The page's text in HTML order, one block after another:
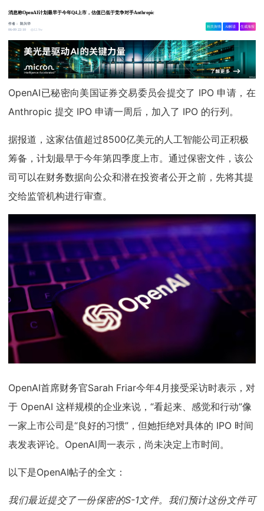
消息称OpenAI计划最早于今年Q4上市，估值已低于竞争对手Anthropic
作者：
陈兴华
06-09 22:10
12.9w
相关舆情 AI解读 生成海报
OpenAI已秘密向美国证券交易委员会提交了 IPO 申请，在
Anthropic 提交 IPO 申请一周后，加入了 IPO 的行列。
据报道，这家估值超过8500亿美元的人工智能公司正积极
筹备，计划最早于今年第四季度上市。通过保密文件，该公
司可以在财务数据向公众和潜在投资者公开之前，先将其提
交给监管机构进行审查。
OpenAI首席财务官Sarah Friar今年4月接受采访时表示，对
于 OpenAI 这样规模的企业来说，“看起来、感觉和行动”像
一家上市公司是“良好的习惯”，但她拒绝对具体的 IPO 时间
表发表评论。OpenAI周一表示，尚未决定上市时间。
以下是OpenAI帖子的全文：
我们最近提交了一份保密的S-1文件。我们预计这份文件可